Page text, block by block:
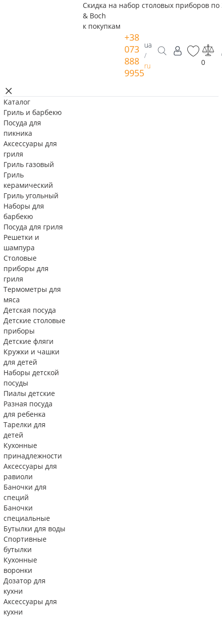
Скидка на набор столовых приборов
& Boch
к покупкам
+38
073
888
9955
ua
/
ru
0
Каталог
Гриль и барбекю
Посуда для
пикника
Аксессуары для
гриля
Гриль газовый
Гриль
керамический
Гриль угольный
Наборы для
барбекю
Посуда для гриля
Решетки и
шампура
Столовые
приборы для
гриля
Термометры для
мяса
Детская посуда
Детские столовые
приборы
Детские фляги
Кружки и чашки
для детей
Наборы детской
посуды
Пиалы детские
Разная посуда
для ребенка
Тарелки для
детей
Кухонные
принадлежности
Аксессуары для
равиоли
Баночки для
специй
Баночки
специальные
Бутылки для воды
Спортивные
бутылки
Кухонные
воронки
Дозатор для
кухни
Аксессуары для
кухни